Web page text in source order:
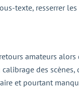
texte, resserrer
amateurs
des
et pourtant